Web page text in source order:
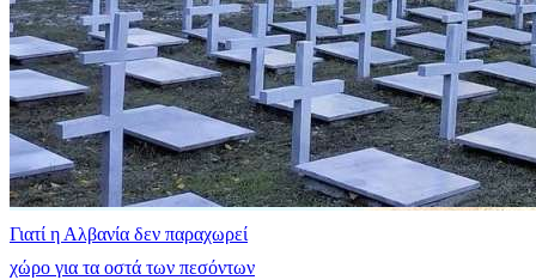
Γιατί η Αλβανία δεν παραχωρεί
χώρο για τα οστά των πεσόντων